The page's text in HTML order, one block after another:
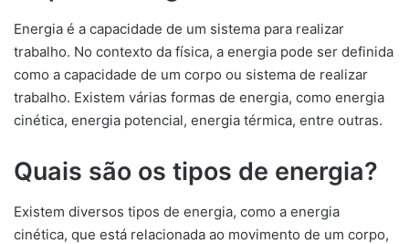
Energia é a capacidade de um sistema para realizar
trabalho. No contexto da física, a energia pode ser definida
como a capacidade de um corpo ou sistema de realizar
trabalho. Existem várias formas de energia, como energia
cinética, energia potencial, energia térmica, entre outras.
Quais são os tipos de energia?
Existem diversos tipos de energia, como a energia
cinética, que está relacionada ao movimento de um corpo,